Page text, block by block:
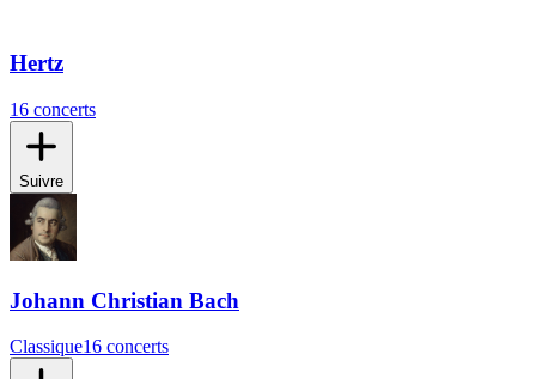
Hertz
16 concerts
Suivre
Johann Christian Bach
Classique16 concerts